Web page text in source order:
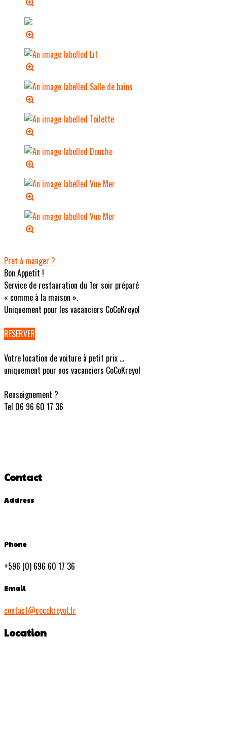
Pret à manger ?
Bon Appetit !
Service de restauration du 1er soir préparé
« comme à la maison ».
Uniquement pour les vacanciers CoCoKreyol
RESERVER
Votre location de voiture à petit prix ...
uniquement pour nos vacanciers CoCoKreyol
Renseignement ?
Tel 06 96 60 17 36
Contact
Address
Phone
+596 (0) 696 60 17 36
Email
contact@cocokreyol.fr
Location